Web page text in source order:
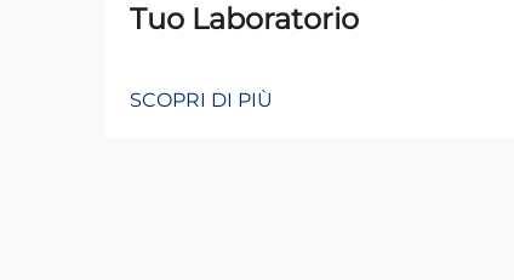
Tuo Laboratorio
SCOPRI DI PIÙ